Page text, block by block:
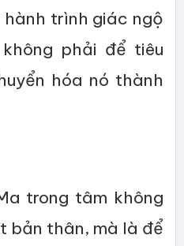
trình giác ngộ
phải để tiêu
hóa nó thành
trong tâm không
bản thân, mà là để